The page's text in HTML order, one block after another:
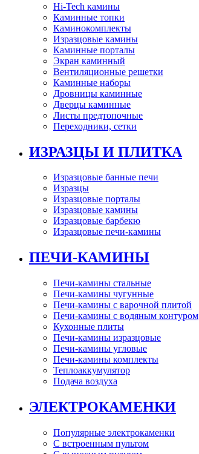
Hi-Tech камины
Каминные топки
Каминокомплекты
Изразцовые камины
Каминные порталы
Экран каминный
Вентиляционные решетки
Каминные наборы
Дровницы каминные
Дверцы каминные
Листы предтопочные
Переходники, сетки
ИЗРАЗЦЫ И ПЛИТКА
Изразцовые банные печи
Изразцы
Изразцовые порталы
Изразцовые камины
Изразцовые барбекю
Изразцовые печи-камины
ПЕЧИ-КАМИНЫ
Печи-камины стальные
Печи-камины чугунные
Печи-камины с варочной плитой
Печи-камины с водяным контуром
Кухонные плиты
Печи-камины изразцовые
Печи-камины угловые
Печи-камины комплекты
Теплоаккумулятор
Подача воздуха
ЭЛЕКТРОКАМЕНКИ
Популярные электрокаменки
С встроенным пультом